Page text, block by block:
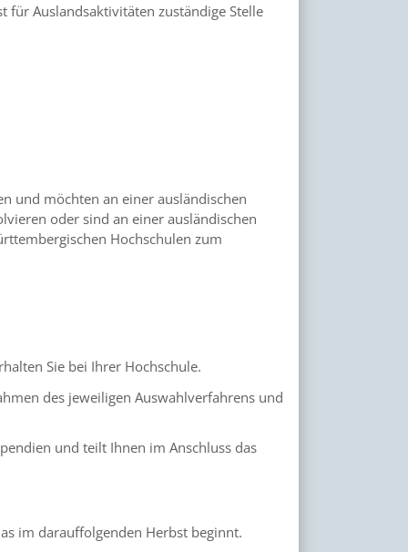
für Auslandsaktivitäten zuständige Stelle
und möchten an einer ausländischen
oder sind an einer ausländischen
Hochschulen zum
Sie bei Ihrer Hochschule.
des jeweiligen Auswahlverfahrens und
und teilt Ihnen im Anschluss das
im darauffolgenden Herbst beginnt.